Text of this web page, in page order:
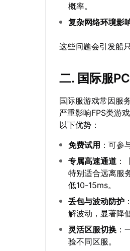
概率。
复杂网络环境影
这些问题会引发船
二. 国际服
国际服游戏常因服
严重影响FPS类游
以下优势：
免费试用 ：可参
专属高速通道 ：
特别适合远离服
低10-15ms。
丢包与波动防护
解波动，显著降
灵活区服切换 ：
验不同区服。